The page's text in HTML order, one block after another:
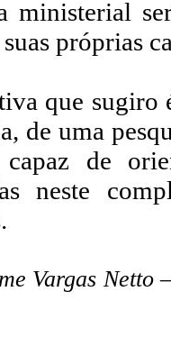
ministerial
próprias
que sugiro
de uma
capaz de
neste
Vargas Netto